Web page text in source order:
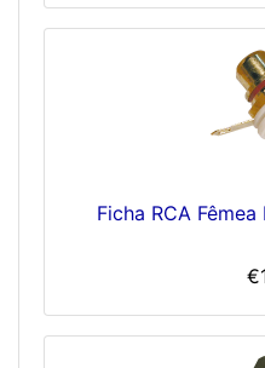
Ficha RCA